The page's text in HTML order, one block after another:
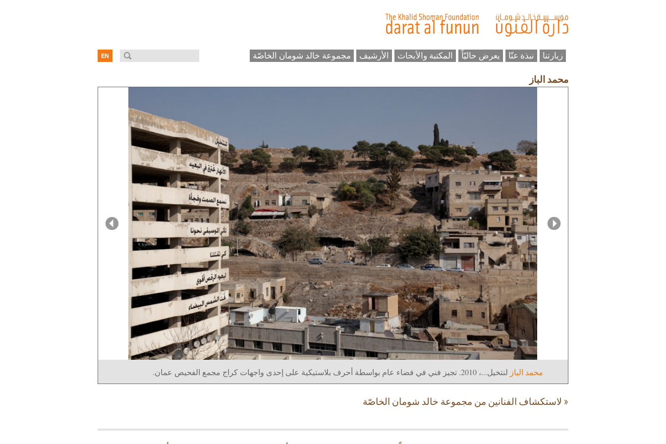
زيارتنا نبذة عنّا يعرض حاليّاً المكتبة والأبحاث الأرشيف مجموعة خالد شومان الخاصّة
محمد الباز
محمد الباز لنتخيل...، 2010. تجيز فني في فضاء عام بواسطة أحرف بلاستيكية على إحدى واجهات كراج مجمع الفحيص عمان.
« لاستكشاف الفنانين من مجموعة خالد شومان الخاصّة